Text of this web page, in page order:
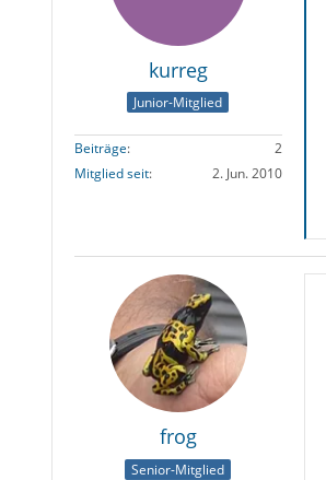
kurreg
Junior-Mitglied
Beiträge
2
Mitglied seit
2. Jun. 2010
frog
Senior-Mitglied